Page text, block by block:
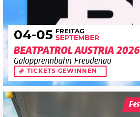
04-05 FREITAG
SEPTEMBER
BEATPATROL AUSTRIA 2026
Galopprennbahn Freudenau
TICKETS GEWINNEN